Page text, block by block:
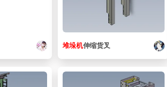
堆垛机伸缩货叉